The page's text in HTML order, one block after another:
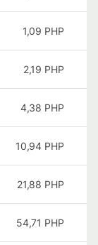
1,09 PHP
2,19 PHP
4,38 PHP
10,94 PHP
21,88 PHP
54,71 PHP